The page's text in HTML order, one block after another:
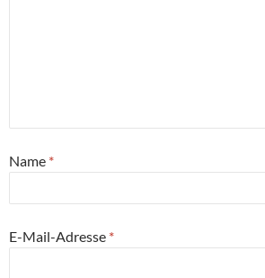
Name *
E-Mail-Adresse *